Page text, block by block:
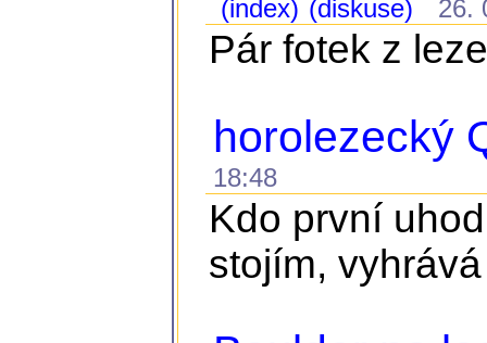
(index) (diskuse) 26.
Pár fotek z
horolezecký
18:48
Kdo první
stojím,